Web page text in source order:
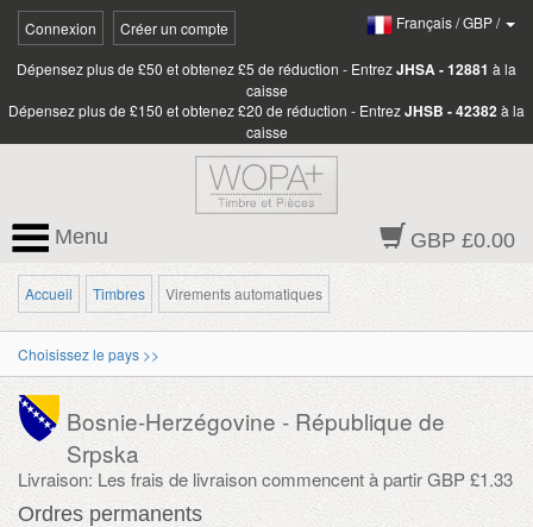
Connexion Créer un compte Français/GBP/
Dépensez plus de £50 et obtenez £5 de réduction - EntrezJHSA - 12881 à la
caisse
Dépensez plus de £150 et obtenez £20 de réduction - EntrezJHSB - 42382à la
caisse
GBP £0.00
Menu
Accueil Timbres Virements automatiques
Choisissez le pays >>
Bosnie-Herzégovine - République de
Srpska
Livraison: Les frais de livraison commencent à partir GBP £1.33
Ordres permanents